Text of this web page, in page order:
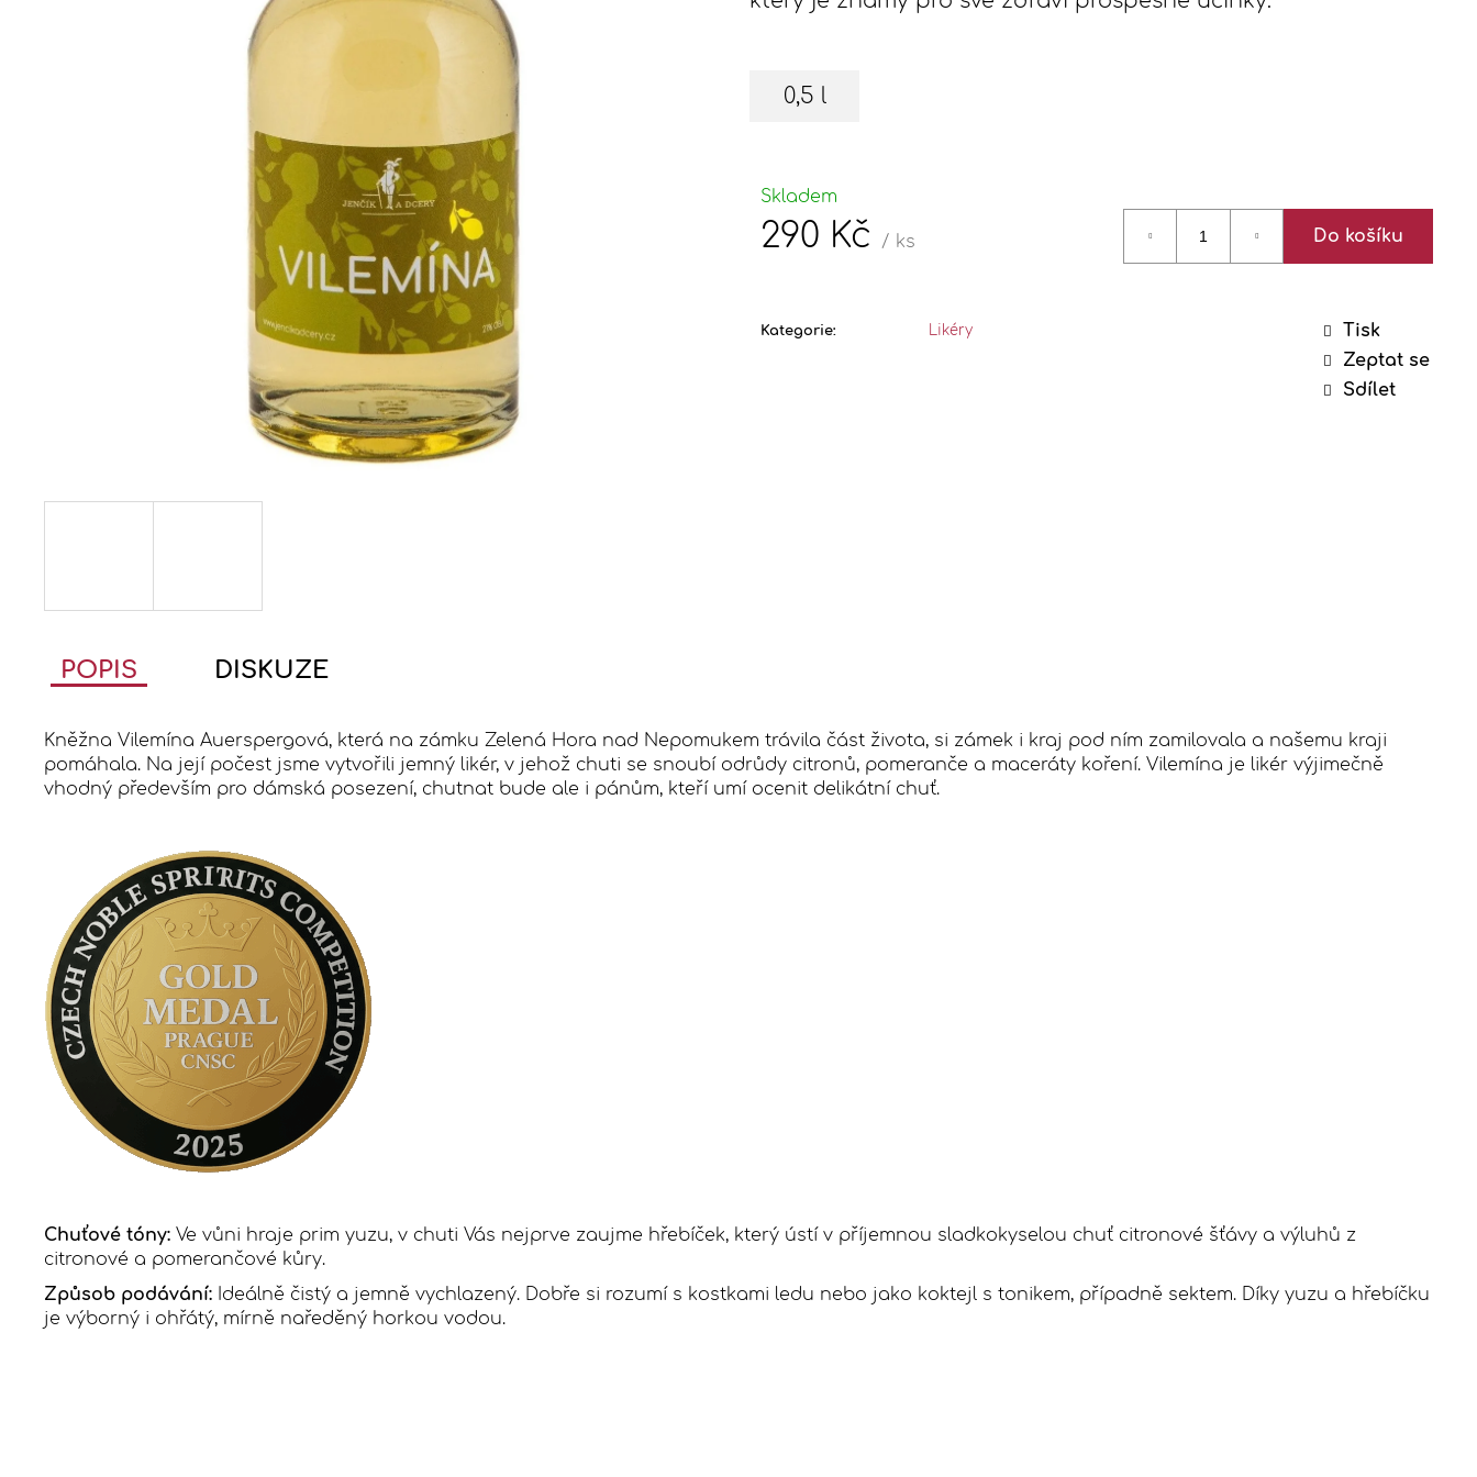
0,5 l
Skladem
290 Kč
/ ks
Do košíku
Kategorie: Likéry
Tisk
Zeptat se
Sdílet
POPIS DISKUZE
Kněžna Vilemína Auerspergová, která na zámku Zelená Hora nad Nepomukem trávila část života, si zámek i kraj pod ním zamilovala a našemu kraji
pomáhala. Na její počest jsme vytvořili jemný likér, v jehož chuti se snoubí odrůdy citronů, pomeranče a maceráty koření. Vilemína je likér výjimečně
vhodný především pro dámská posezení, chutnat bude ale i pánům, kteří umí ocenit delikátní chuť.
Chuťové tóny: Ve vůni hraje prim yuzu, v chuti Vás nejprve zaujme hřebíček, který ústí v příjemnou sladkokyselou chuť citronové šťávy a výluhů z
citronové a pomerančové kůry.
Způsob podávání: Ideálně čistý a jemně vychlazený. Dobře si rozumí s kostkami ledu nebo jako koktejl s tonikem, případně sektem. Díky yuzu a hřebíčku
je výborný i ohřátý, mírně naředěný horkou vodou.
ĎÁBELSKÝ KRVESAJ
ALKOHOL: 24%
OŘECH / PRÁDELSKÝ VOŘÍŠEK
ALKOHOL: 30%
295 Kč
VILEMÍNA